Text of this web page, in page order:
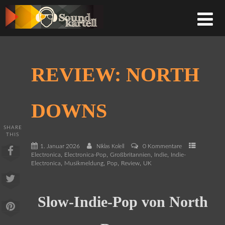
REVIEW: NORTH
DOWNS
1. Januar 2026 Niklas Kolell
0 Kommentare
Electronica, Electronica-Pop, Großbritannien, Indie,
Indie-
Electronica, Musikmeldung, Pop, Review, UK
SHARE
THIS
Slow-Indie-Pop von North